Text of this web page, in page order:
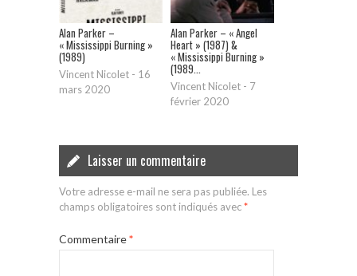
Alan Parker –
« Mississippi Burning »
(1989)
Vincent Nicolet - 16
mars 2020
Alan Parker – « Angel
Heart » (1987) &
« Mississippi Burning »
(1989...
Vincent Nicolet - 7
février 2020
Laisser un commentaire
Votre adresse e-mail ne sera pas publiée. Les
champs obligatoires sont indiqués avec*
Commentaire*